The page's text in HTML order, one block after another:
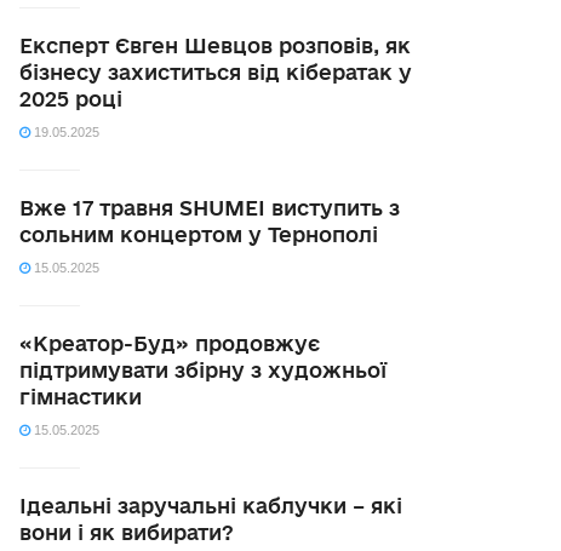
Експерт Євген Шевцов розповів, як
бізнесу захиститься від кібератак у
2025 році
19.05.2025
Вже 17 травня SHUMEI виступить з
сольним концертом у Тернополі
15.05.2025
«Креатор-Буд» продовжує
підтримувати збірну з художньої
гімнастики
15.05.2025
Ідеальні заручальні каблучки – які
вони і як вибирати?